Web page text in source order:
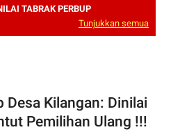
TABRAK PERBUP
Tunjukkan semua
Desa Kilangan: Dinilai
Pemilihan Ulang !!!